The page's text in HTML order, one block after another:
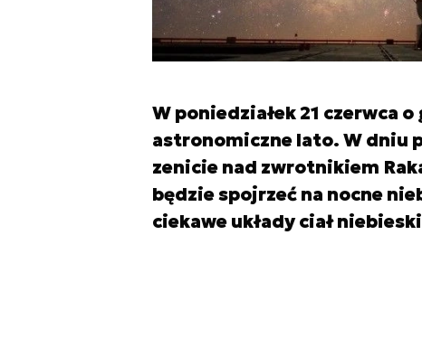
W poniedziałek 21 czerwca
astronomiczne lato. W dniu
zenicie nad zwrotnikiem
będzie spojrzeć na nocne
ciekawe układy ciał